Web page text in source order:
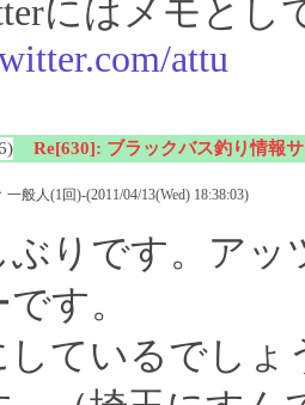
にはメモと
attu
Re[630]: ブラックバス釣り情報
一般人(1回)-(2011/04/13(Wed) 18:38:03)
ぶりです。アッ
す。
しているでしょ